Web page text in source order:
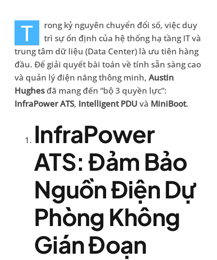
T
rong kỷ nguyên chuyển đổi số, việc duy
trì sự ổn định của hệ thống hạ tầng IT và
trung tâm dữ liệu (Data Center) là ưu tiên hàng
đầu. Để giải quyết bài toán về tính sẵn sàng cao
và quản lý điện năng thông minh, Austin
Hughes đã mang đến “bộ 3 quyền lực”:
InfraPower ATS, Intelligent PDU và MiniBoot.
InfraPower
ATS: Đảm Bảo
Nguồn Điện Dự
Phòng Không
Gián Đoạn